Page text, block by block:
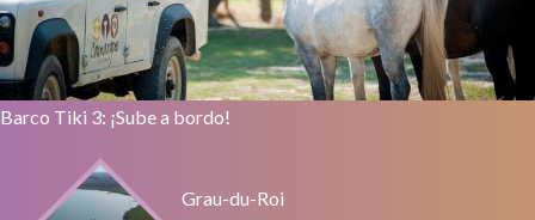
Barco Tiki 3: ¡Sube a bordo!
Grau-du-Roi